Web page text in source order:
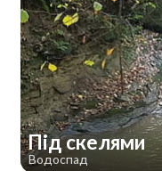
Під скелями
Водоспад